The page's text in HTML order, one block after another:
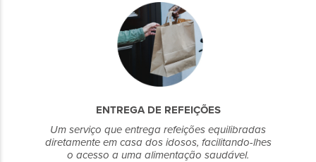
ENTREGA DE REFEIÇÕES
Um serviço que entrega refeições equilibradas
diretamente em casa dos idosos, facilitando-lhes
o acesso a uma alimentação saudável.